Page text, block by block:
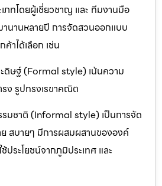
ทโดยผู้เชี่ยวชาญ และ ทีมงานมือ
นานหลายปี การจัดสวนออกแบบ
าได้เลือก เช่น
ดิษฐ์ (Formal style) เน้นความ
รง รูปทรงเรขาคณิต
มชาติ (Informal style) เป็นการจัด
สบายๆ มีการผสมผสานขององค์
ประโยชน์จากภูมิประเทศ และ